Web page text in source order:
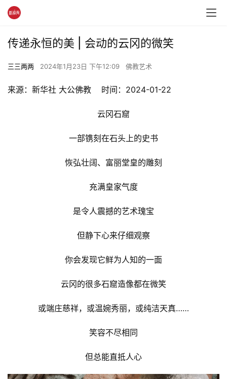
传递永恒的美 | 会动的云冈的微笑
三三两两 2024年1月23日 下午12:09 佛教艺术
来源：新华社 大公佛教    时间：2024-01-22
云冈石窟
一部镌刻在石头上的史书
恢弘壮阔、富丽堂皇的雕刻
充满皇家气度
是令人震撼的艺术瑰宝
但静下心来仔细观察
你会发现它鲜为人知的一面
云冈的很多石窟造像都在微笑
或端庄慈祥，或温婉秀丽，或纯洁天真……
笑容不尽相同
但总能直抵人心